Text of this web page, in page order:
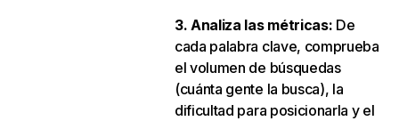
3. Analiza las métricas: De
cada palabra clave, comprueba
el volumen de búsquedas
(cuánta gente la busca), la
dificultad para posicionarla y el